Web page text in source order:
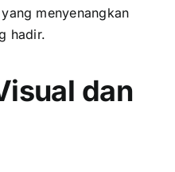
menyenangkan
hadir.
dаn